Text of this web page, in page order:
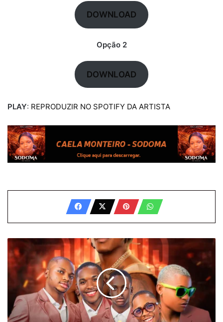
DOWNLOAD
Opção 2
DOWNLOAD
PLAY: REPRODUZIR NO SPOTIFY DA ARTISTA
Sintonia07
x
Scró
Que
Só
Mais